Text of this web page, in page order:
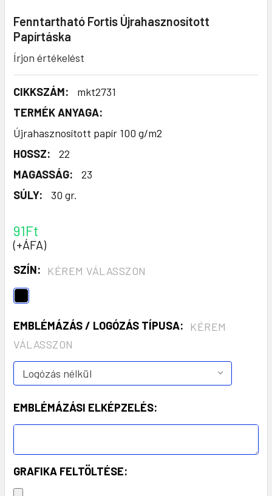
Fenntartható Fortis Újrahasznosított
Papírtáska
Írjon értékelést
CIKKSZÁM:
mkt2731
TERMÉK ANYAGA:
Újrahasznosított papír 100 g/m2
HOSSZ:
22
MAGASSÁG:
23
SÚLY:
30 gr.
91Ft
(+ÁFA)
SZÍN: KÉREM VÁLASSZON
EMBLÉMÁZÁS / LOGÓZÁS TÍPUSA:
KÉREM
VÁLASSZON
EMBLÉMÁZÁSI ELKÉPZELÉS:
GRAFIKA FELTÖLTÉSE: